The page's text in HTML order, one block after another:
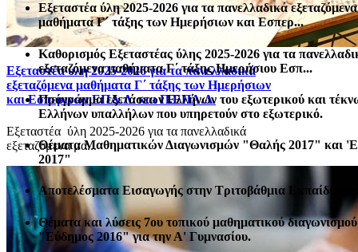
Εξεταστέα ύλη 2025-2026 για τα πανελλαδικά
εξεταζόμενα μαθήματα Γ΄ τάξης των Ημερήσιων
και Εσπερινών ΕΠΑ.Λ. και Π.ΕΠΑ.Λ.
Εξεταστέα ύλη 2025-2026 για τα πανελλαδικά
εξεταζόμενα μα...
Εξεταστέα ύλη 2025-2026 για τα πανελλαδικά εξεταζόμενα
μαθήματα Γ΄ τάξης των Ημερήσιων και Εσπερ...
Καθορισμός Eξεταστέας ύλης 2025-2026 για τα
εξεταζόμενα μαθήματα Γ΄ τάξης Ημερήσιου Εσπ...
Πρόγραμμα εξετάσεων Ελλήνων του εξωτερικού και
Ελλήνων υπαλλήλων που υπηρετούν στο εξωτερικό.
Θέματα Μαθηματικών Διαγωνισμών "Θαλής 2017" και
2017"
Αποτελέσματα Εισαγωγής στην Τριτοβάθμια Εκπαίδευση
Θέματα και λύσεις 7ου τοπικού μαθηματικού διαγωνισμού
"Εύδημος 2016" για την Α' Γυμνασίου.